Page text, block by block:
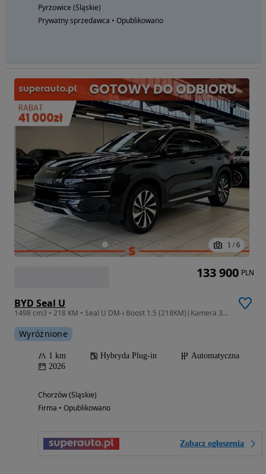
Pyrzowice (Śląskie)
Prywatny sprzedawca • Opublikowano
1 / 6
BYD Seal U
1498 cm3 • 218 KM • Seal U DM-i Boost 1.5 (218KM)|Kamera 360!
Wyróżnione
1 km Hybryda Plug-in
Automatyczna
2026
Chorzów (Śląskie)
Firma • Opublikowano
Zobacz ogłoszenia
133 900 PLN